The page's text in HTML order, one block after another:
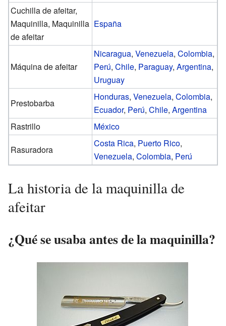
Cuchilla de afeitar,
Maquinilla, Maquinilla
de afeitar
España
Máquina de afeitar
Nicaragua,Venezuela,Colombia,
Perú,Chile, Paraguay,Argentina,
Uruguay
Prestobarba
Honduras,Venezuela,Colombia,
Ecuador, Perú,Chile,Argentina
Rastrillo
México
Rasuradora
Costa Rica, Puerto Rico,
Venezuela,Colombia, Perú
La historia de la maquinilla de
afeitar
¿Qué se usaba antes de la maquinilla?